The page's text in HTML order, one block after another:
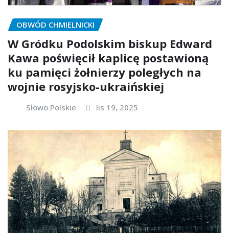
OBWÓD CHMIELNICKI
W Gródku Podolskim biskup Edward
Kawa poświęcił kaplicę postawioną
ku pamięci żołnierzy poległych na
wojnie rosyjsko-ukraińskiej
Słowo Polskie lis 19, 2025